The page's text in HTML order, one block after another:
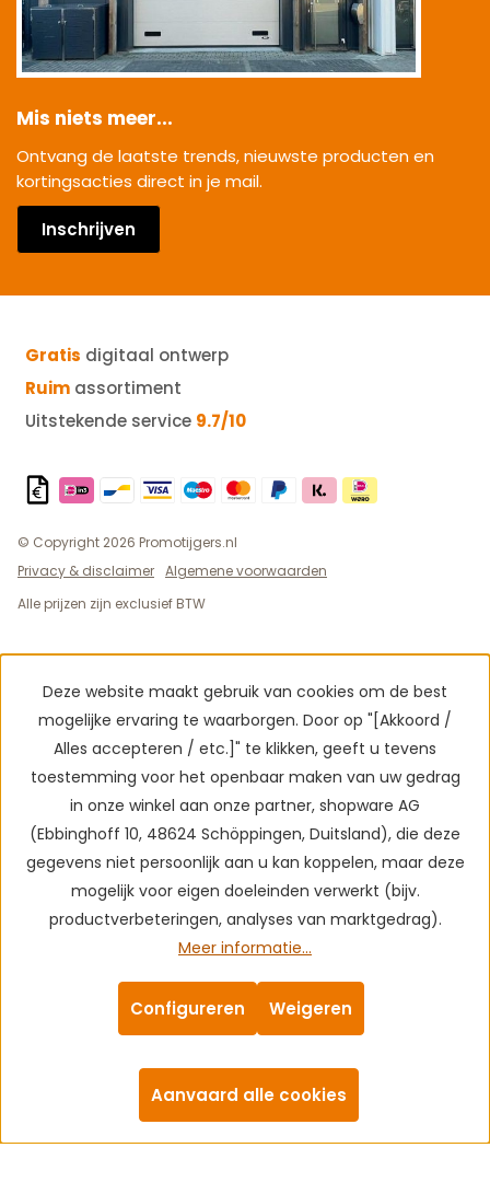
Mis niets meer...
Ontvang de laatste trends, nieuwste producten en
kortingsacties direct in je mail.
Inschrijven
Gratis digitaal ontwerp
Ruim assortiment
Uitstekende service 9.7/10
© Copyright 2026 Promotijgers.nl
Privacy & disclaimer Algemene voorwaarden
Alle prijzen zijn exclusief BTW
Deze website maakt gebruik van cookies om de best
mogelijke ervaring te waarborgen. Door op "[Akkoord /
Alles accepteren / etc.]" te klikken, geeft u tevens
toestemming voor het openbaar maken van uw gedrag
in onze winkel aan onze partner, shopware AG
(Ebbinghoff 10, 48624 Schöppingen, Duitsland), die deze
gegevens niet persoonlijk aan u kan koppelen, maar deze
mogelijk voor eigen doeleinden verwerkt (bijv.
productverbeteringen, analyses van marktgedrag).
Meer informatie...
Weigeren
Configureren
Aanvaard alle cookies